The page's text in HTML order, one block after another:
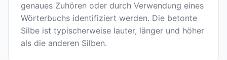
genaues Zuhören oder durch Verwendung eines
Wörterbuchs identifiziert werden. Die betonte
Silbe ist typischerweise lauter, länger und höher
als die anderen Silben.